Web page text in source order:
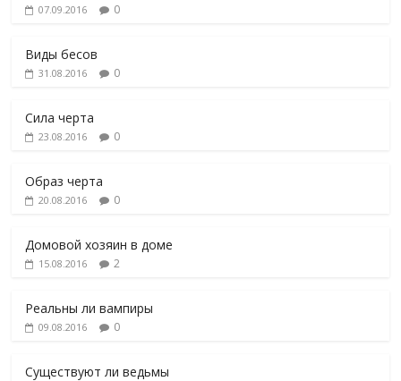
07.09.2016 0
Виды бесов
31.08.2016 0
Сила черта
23.08.2016 0
Образ черта
20.08.2016 0
Домовой хозяин в доме
15.08.2016 2
Реальны ли вампиры
09.08.2016 0
Существуют ли ведьмы